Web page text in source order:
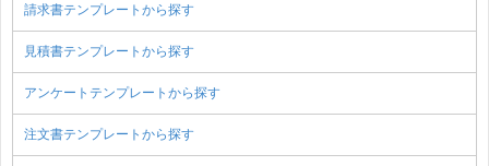
請求書テンプレートから探す
見積書テンプレートから探す
アンケートテンプレートから探す
注文書テンプレートから探す